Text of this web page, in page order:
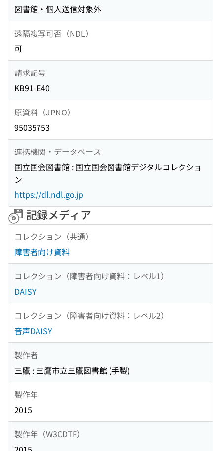
図書館・個人送信対象外
遠隔複写可否（NDL）
可
請求記号
KB91-E40
原資料（JPNO）
95035753
連携機関・データベース
国立国会図書館 : 国立国会図書館デジタルコレクショ
ン
https://dl.ndl.go.jp
記録メディア
コレクション（共通）
障害者向け資料
コレクション（障害者向け資料：レベル1）
DAISY
コレクション（障害者向け資料：レベル2）
音声DAISY
製作者
三鷹 : 三鷹市立三鷹図書館 (手製)
製作年
2015
製作年（W3CDTF）